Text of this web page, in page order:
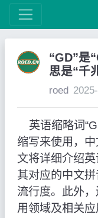
“GD”是
思是“千
roed
英语缩略词
缩写来使用，中
文将详细介绍英
其对应的中文
流行度。此外
用领域及相关应